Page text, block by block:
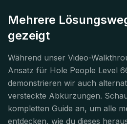
Mehrere
gezeigt
Während unser Video-
Ansatz für Hole People Level
demonstrieren wir auch
versteckte Abkürzungen.
kompletten Guide an, um alle
entdecken, wie du dieses